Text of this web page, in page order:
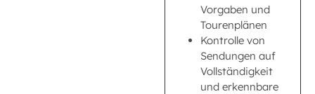
Vorgaben und
Tourenplänen
Kontrolle von
Sendungen auf
Vollständigkeit
und erkennbare